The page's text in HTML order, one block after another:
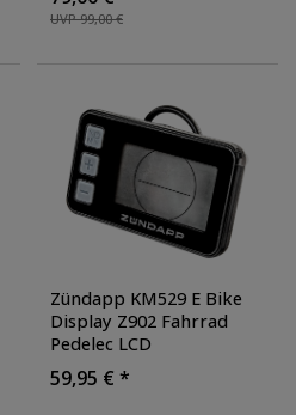
Funktionen 2,04" IPX6
UVP 99,00 €
Zündapp KM529 E Bike
Display Z902 Fahrrad
Pedelec LCD
Fahrraddisplay Anzeige
Elektrofahrrad
59,95 € *